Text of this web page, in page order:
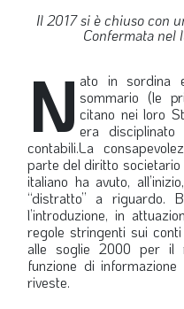
FOCUS
PROFESSIONE
TERZA PAGINA
LE FOTO DEL FIL
IN QUESTO
SCENARIO
SPAZIO APERTO
GOVERNANCE
FONDAZIONE
Il 2017 si è chiuso con
Confermata nel
N ato in sordina
sommario (le
citano nei loro
era
contabili.La
parte del diritto
italiano ha avuto,
“distratto” a riguardo.
l’introduzione, in
regole stringenti sui
alle soglie 2000 per il
funzione di
riveste.